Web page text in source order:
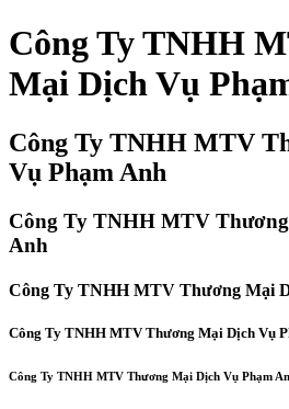
Công Ty TNHH
Mại Dịch Vụ
Công Ty TNHH MTV
Vụ Phạm Anh
Công Ty TNHH MTV
Anh
Công Ty TNHH MTV Thương Mại
Công Ty TNHH MTV Thương Mại Dịch Vụ
Công Ty TNHH MTV Thương Mại Dịch Vụ Phạm